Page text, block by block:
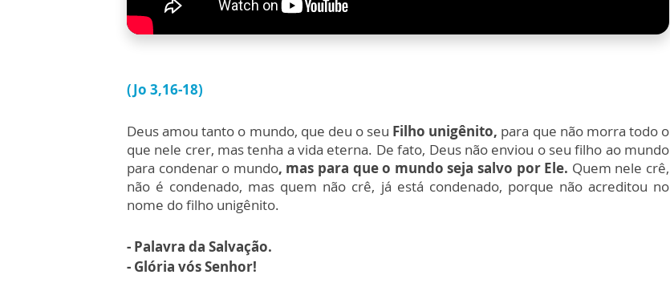
(Jo 3,16-18)
Deus amou tanto o mundo, que deu o seu Filho unigênito, para que não morra todo o
que nele crer, mas tenha a vida eterna. De fato, Deus não enviou o seu filho ao mundo
para condenar o mundo, mas para que o mundo seja salvo por Ele. Quem nele crê,
não é condenado, mas quem não crê, já está condenado, porque não acreditou no
nome do filho unigênito.
- Palavra da Salvação.
- Glória vós Senhor!